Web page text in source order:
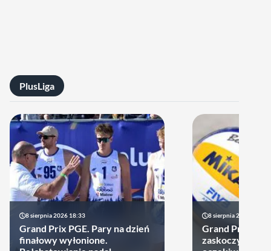
PlusLiga
8 sierpnia 2026 18:33
Grand Prix PGE. Pary na dzień
finałowy wyłonione.
8 sierpnia 2026 15:50
Grand Prix
zaskoczyli,